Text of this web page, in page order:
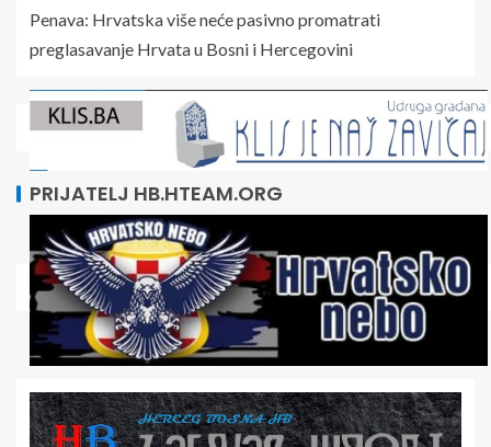
Penava: Hrvatska više neće pasivno promatrati
preglasavanje Hrvata u Bosni i Hercegovini
PRIJATELJ HB.HTEAM.ORG